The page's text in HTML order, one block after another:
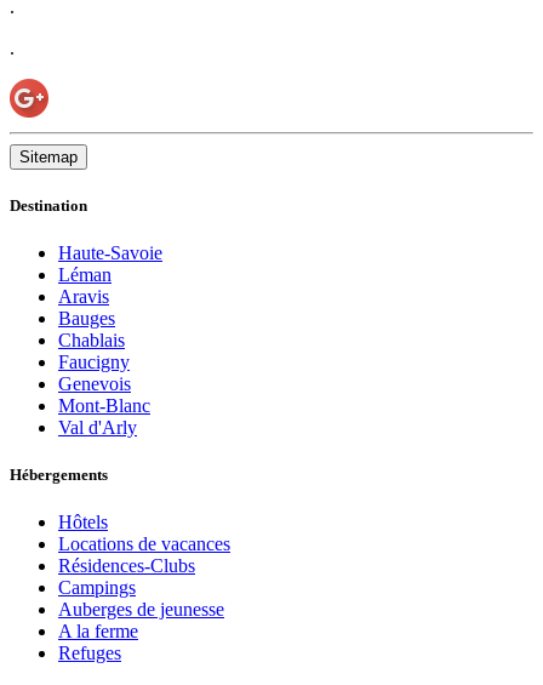
.
.
Sitemap
Destination
Haute-Savoie
Léman
Aravis
Bauges
Chablais
Faucigny
Genevois
Mont-Blanc
Val d'Arly
Hébergements
Hôtels
Locations de vacances
Résidences-Clubs
Campings
Auberges de jeunesse
A la ferme
Refuges